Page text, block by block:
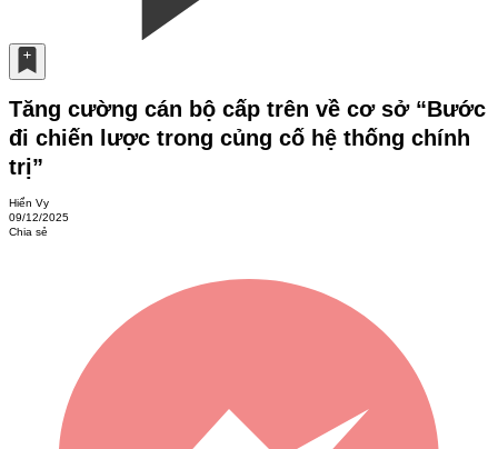
Tăng cường cán bộ cấp trên về cơ sở “Bước
đi chiến lược trong củng cố hệ thống chính
trị”
Hiển Vy
09/12/2025
Chia sẻ